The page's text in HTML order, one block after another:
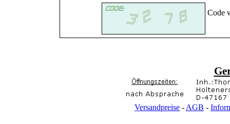
Code
Versandpreise - AGB -